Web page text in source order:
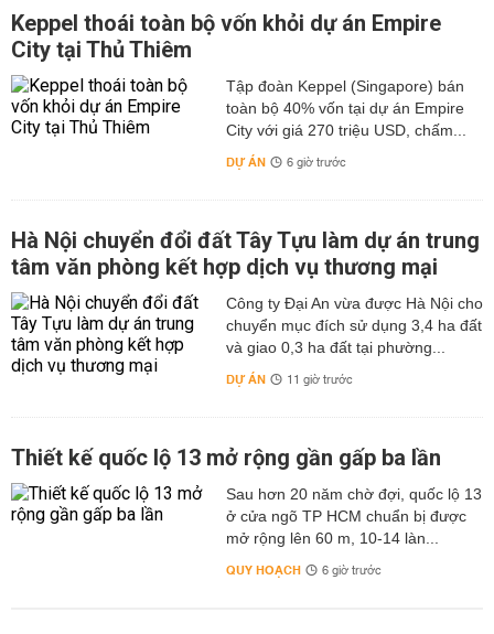
Keppel thoái toàn bộ vốn khỏi dự án Empire
City tại Thủ Thiêm
Tập đoàn Keppel (Singapore) bán
toàn bộ 40% vốn tại dự án Empire
City với giá 270 triệu USD, chấm...
DỰ ÁN 6 giờ trước
Hà Nội chuyển đổi đất Tây Tựu làm dự án trung
tâm văn phòng kết hợp dịch vụ thương mại
Công ty Đại An vừa được Hà Nội cho
chuyển mục đích sử dụng 3,4 ha đất
và giao 0,3 ha đất tại phường...
DỰ ÁN 11 giờ trước
Thiết kế quốc lộ 13 mở rộng gần gấp ba lần
Sau hơn 20 năm chờ đợi, quốc lộ 13
ở cửa ngõ TP HCM chuẩn bị được
mở rộng lên 60 m, 10-14 làn...
QUY HOẠCH 6 giờ trước